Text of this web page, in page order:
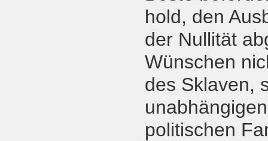
hold, den
der Nullität
Wünschen
des Sklaven,
politischen